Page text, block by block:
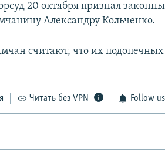
20 октября признал
Александру Кольченко.
считают, что их подопечных
Читать без VPN Follow us